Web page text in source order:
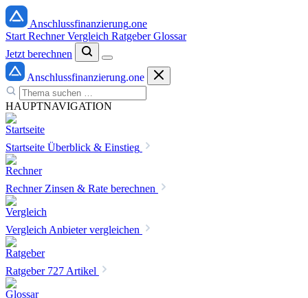
Anschlussfinanzierung.one
Start RechnerVergleich RatgeberGlossar
Jetzt berechnen
Anschlussfinanzierung.one
HAUPTNAVIGATION
Startseite Überblick & Einstieg
Rechner Zinsen & Rate berechnen
Vergleich Anbieter vergleichen
Ratgeber 727 Artikel